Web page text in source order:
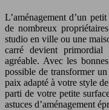
L’aménagement d’un petit espace représente un défi stimulant pour
de nombreux
studio en ville ou une
carré devient
agréable. Avec les
possible de transformer
paix adapté à votre style
parti de votre petite
astuces d’aménagement